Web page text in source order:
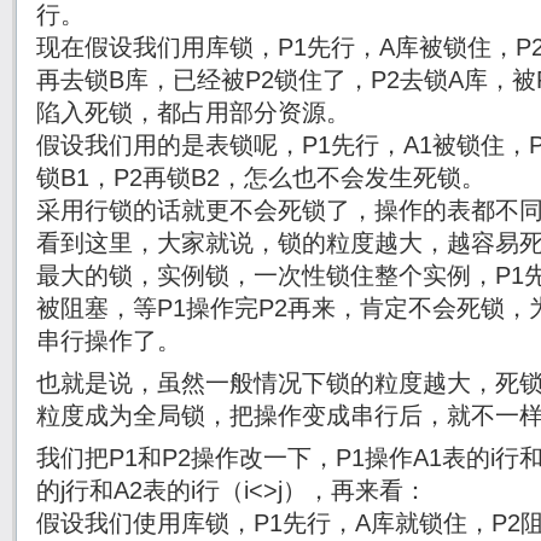
行。
现在假设我们用库锁，P1先行，A库被锁住，
再去锁B库，已经被P2锁住了，P2去锁A库，
陷入死锁，都占用部分资源。
假设我们用的是表锁呢，P1先行，A1被锁住，
锁B1，P2再锁B2，怎么也不会发生死锁。
采用行锁的话就更不会死锁了，操作的表都不
看到这里，大家就说，锁的粒度越大，越容易
最大的锁，实例锁，一次性锁住整个实例，P1
被阻塞，等P1操作完P2再来，肯定不会死锁，
串行操作了。
也就是说，虽然一般情况下锁的粒度越大，死
粒度成为全局锁，把操作变成串行后，就不一
我们把P1和P2操作改一下，P1操作A1表的i行
的j行和A2表的i行（i<>j），再来看：
假设我们使用库锁，P1先行，A库就锁住，P2